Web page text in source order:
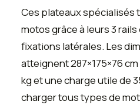
Ces plateaux spécialisés
motos grâce à leurs 3
fixations latérales. Les
atteignent 287×175×76
kg et une charge utile de
charger tous types de